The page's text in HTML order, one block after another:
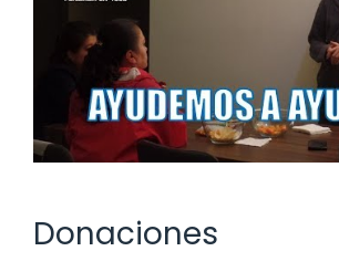
Donaciones